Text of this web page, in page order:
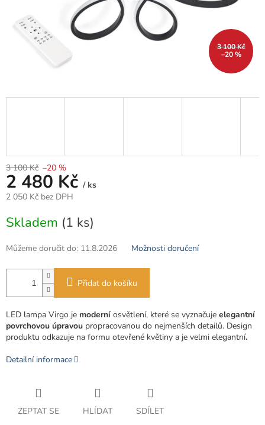
3 100 Kč
–20 %
3 100 Kč –20 %
2 480 Kč / ks
2 050 Kč bez DPH
cena:
Skladem (1 ks)
Můžeme doručit do: 11.8.2026 Možnosti doručení
Přidat do košíku
LED lampa Virgo je moderní osvětlení, které se vyznačuje elegantní
povrchovou úpravou propracovanou do nejmenších detailů. Design
produktu odkazuje na formu otevřené květiny a je velmi elegantní.
Detailní informace
ZEPTAT SE HLÍDAT SDÍLET